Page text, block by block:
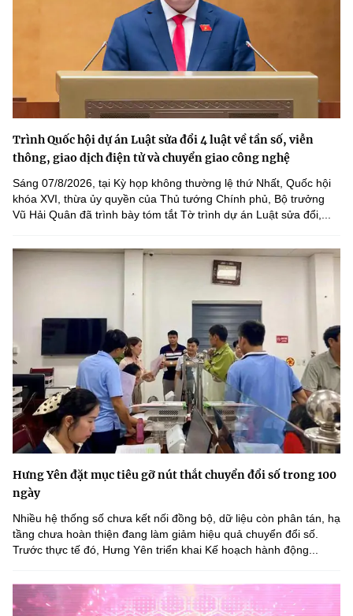
Trình Quốc hội dự án Luật sửa đổi 4 luật về tần số, viễn
thông, giao dịch điện tử và chuyển giao công nghệ
Sáng 07/8/2026, tại Kỳ họp không thường lệ thứ Nhất, Quốc hội
khóa XVI, thừa ủy quyền của Thủ tướng Chính phủ, Bộ trưởng
Vũ Hải Quân đã trình bày tóm tắt Tờ trình dự án Luật sửa đổi,...
Hưng Yên đặt mục tiêu gỡ nút thắt chuyển đổi số trong 100
ngày
Nhiều hệ thống số chưa kết nối đồng bộ, dữ liệu còn phân tán, hạ
tầng chưa hoàn thiện đang làm giảm hiệu quả chuyển đổi số.
Trước thực tế đó, Hưng Yên triển khai Kế hoạch hành động...